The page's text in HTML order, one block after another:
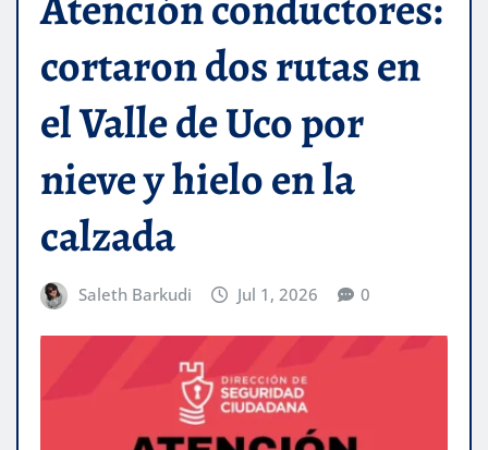
cortaron dos rutas en
el Valle de Uco por
nieve y hielo en la
calzada
Saleth Barkudi Jul 1, 2026 0